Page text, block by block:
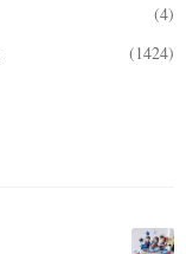
(4)
(1424)